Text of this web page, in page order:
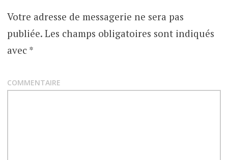
g
a
t
i
Votre adresse de messagerie ne sera pas
publiée.Les champs obligatoires sont indiqués
avec *
COMMENTAIRE